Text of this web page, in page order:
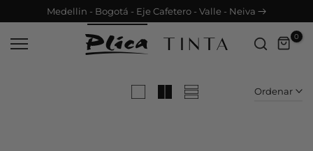
Medellin - Bogotá - Eje Cafetero - Valle - Neiva
0
Ordenar